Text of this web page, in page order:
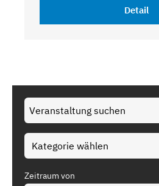
Detail
Zeitraum von